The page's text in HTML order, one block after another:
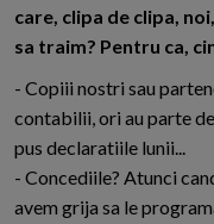
care, clipa de clipa,
sa traim? Pentru ca,
- Copiii nostri sau
contabilii, ori au parte
pus declaratiile lunii...
- Concediile? Atunci
avem grija sa le